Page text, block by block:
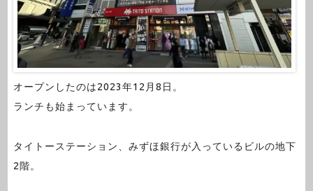
オープンしたのは2023年12月8日。
ランチも始まっています。
タイトーステーション、みずほ銀行が入っているビルの地下
2階。